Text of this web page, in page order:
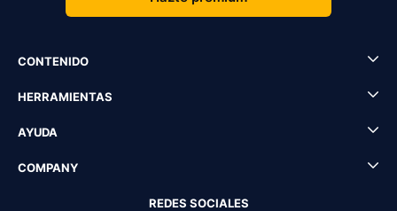
CONTENIDO
HERRAMIENTAS
AYUDA
COMPANY
REDES SOCIALES